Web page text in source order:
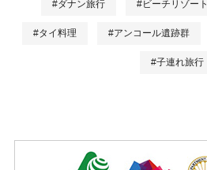
#ダナン旅行 #ビーチリゾート
#タイ料理 #アンコール遺跡群
#子連れ旅行